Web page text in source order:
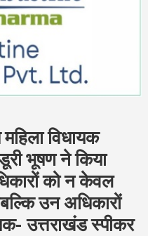
विधायक
भूषण ने किया
को न केवल
उन अधिकारों
उत्तराखंड स्पीकर